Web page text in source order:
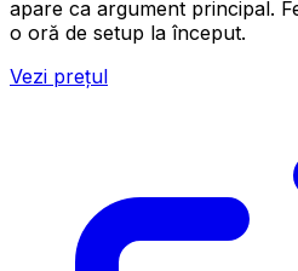
apare ca argument principal.
o oră de setup la început.
Vezi prețul